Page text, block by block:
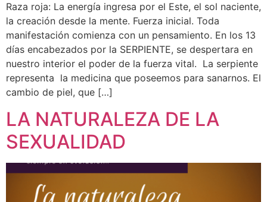
Raza roja: La energía ingresa por el Este, el sol naciente,
la creación desde la mente. Fuerza inicial. Toda
manifestación comienza con un pensamiento. En los 13
días encabezados por la SERPIENTE, se despertara en
nuestro interior el poder de la fuerza vital. La serpiente
representa la medicina que poseemos para sanarnos. El
cambio de piel, que […]
LA NATURALEZA DE LA
SEXUALIDAD